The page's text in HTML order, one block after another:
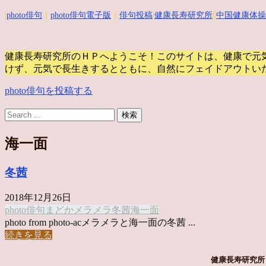
photo俳句 photo俳句電子版 俳句投稿 健康長寿研究所 中国健康体操
健康長寿研究所のＨＰへようこそ！このサイトは、健康で
けず、元気で長生きするとともに、自然にフェイドアウトい
photo俳句を投稿する
海一面
冬茜
2018年12月26日
photo俳句 まどか メラメラ 冬茜海一面
photo from photo-acメラメラと海一面の冬茜 ...
続きを見る
健康長寿研究